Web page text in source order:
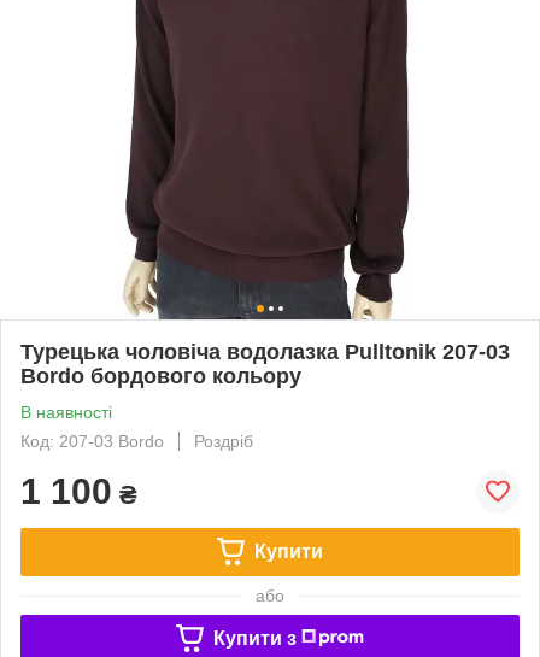
Турецька чоловіча водолазка Pulltonik 207-03
Bordo бордового кольору
В наявності
Код: 207-03 Bordo
Роздріб
1 100 ₴
Купити
або
Купити з